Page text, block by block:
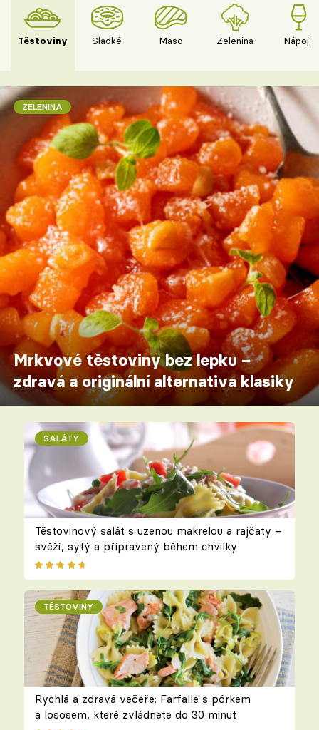
Těstoviny Sladké Maso Zelenina Nápoje
ZELENINA
Mrkvové těstoviny bez lepku –
zdravá a originální alternativa klasiky
SALÁTY
Těstovinový salát s uzenou makrelou a rajčaty –
svěží, sytý a připravený během chvilky
TĚSTOVINY
Rychlá a zdravá večeře: Farfalle s pórkem
a lososem, které zvládnete do 30 minut